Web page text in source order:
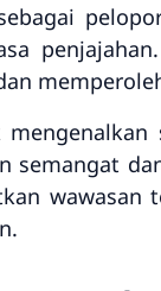
semangat
wawasan